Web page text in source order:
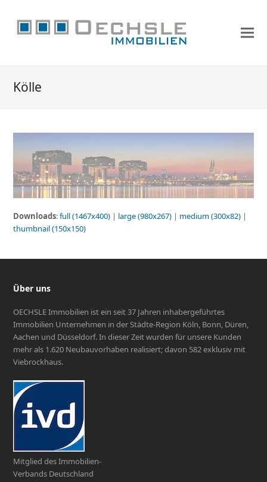
Kölle
Downloads:full (1467x400) | large (980x267) | medium (300x82) |
thumbnail (150x150)
Über uns
OECHSLE Immobilien ist ein seit 37 Jahren inhabergeführtes
Immobilien Unternehmen in der Städte-Region Köln, Bonn, Düren,
Aachen und Düsseldorf. In dieser Zeit wurden für unsere Kunden
mehr als 1.620 Neubauvorhaben realisiert; davon 582 exklusiv mit
Viebrockhaus.
Mitglied des Immobilien-
Verbands Deutschland